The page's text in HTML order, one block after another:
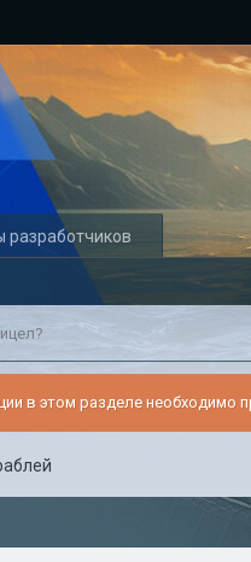
разработчиков
в этом разделе необходимо